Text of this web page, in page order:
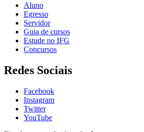
Aluno
Egresso
Servidor
Guia de cursos
Estude no IFG
Concursos
Redes Sociais
Facebook
Instagram
Twitter
YouTube